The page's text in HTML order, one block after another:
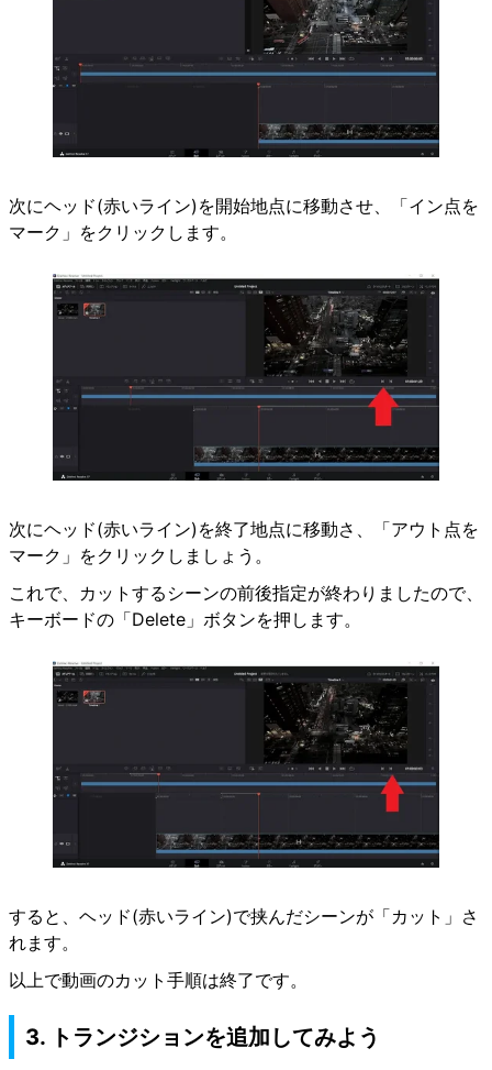
次にヘッド(赤いライン)を開始地点に移動させ、「イン点を
マーク」をクリックします。
次にヘッド(赤いライン)を終了地点に移動さ、「アウト点を
マーク」をクリックしましょう。
これで、カットするシーンの前後指定が終わりましたので、
キーボードの「Delete」ボタンを押します。
すると、ヘッド(赤いライン)で挟んだシーンが「カット」さ
れます。
以上で動画のカット手順は終了です。
3. トランジションを追加してみよう